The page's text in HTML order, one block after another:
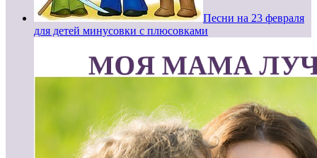
Песни на 23 февраля
для детей минусовки с плюсовками